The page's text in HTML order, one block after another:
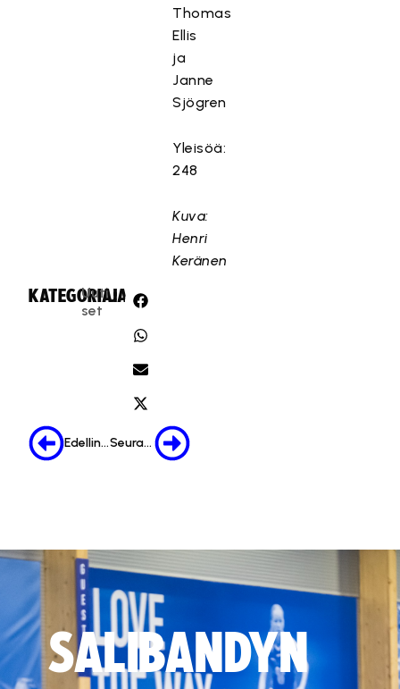
Thomas
Ellis
ja
Janne
Sjögren
Yleisöä:
248
Kuva:
Henri
Keränen
KATEGORIA:
Uuti
set
JAA:
Edellinen Seuraava
SALIBANDYN